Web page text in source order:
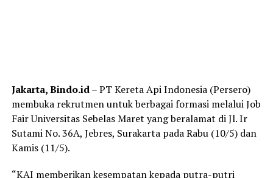
Jakarta, Bindo.id– PT Kereta Api Indonesia (Persero)
membuka rekrutmen untuk berbagai formasi melalui Job
Fair Universitas Sebelas Maret yang beralamat di Jl. Ir
Sutami No. 36A, Jebres, Surakarta pada Rabu (10/5) dan
Kamis (11/5).
“KAI memberikan kesempatan kepada putra-putri